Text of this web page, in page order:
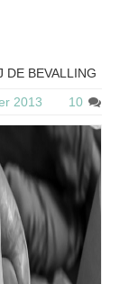
DE BEVALLING
2013 10